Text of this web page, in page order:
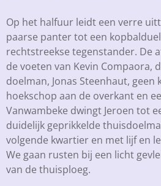
Op het halfuur leidt een verre
paarse panter tot een
rechtstreekse tegenstander. De
de voeten van Kevin Compaora,
doelman, Jonas Steenhaut, geen
hoekschop aan de overkant en
Vanwambeke dwingt Jeroen tot
duidelijk geprikkelde
volgende kwartier en met lijf en
We gaan rusten bij een licht
van de thuisploeg.